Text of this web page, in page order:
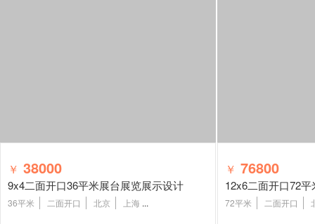
￥ 38000
9x4二面开口36平米展台展览展示设计
36平米 二面开口 北京 上海 ...
￥ 76800
12x6二面开口72
72平米 二面开口